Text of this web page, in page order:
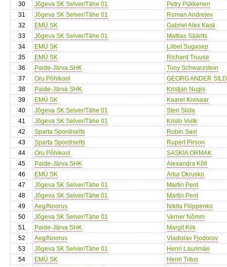
30
Jõgeva SK Selver/Tähe 01
Petry Pükkenen
31
Jõgeva SK Selver/Tähe 01
Roman Andrejev
32
EMÜ SK
Gabriel Alex Kask
33
Jõgeva SK Selver/Tähe 01
Mattias Säärits
34
EMÜ SK
Liibet Sugasep
35
EMÜ SK
Richard Truuse
36
Paide-Järva SHK
Tony Schwarzstein
37
Oru Põhikool
GEORG ANDER SILD
38
Paide-Järva SHK
Kristjan Nugis
39
EMÜ SK
Kaarel Kivisaar
40
Jõgeva SK Selver/Tähe 01
Sten Siida
41
Jõgeva SK Selver/Tähe 01
Kristo Voitk
42
Sparta Spordiselts
Robin Savi
43
Sparta Spordiselts
Rupert Pirson
44
Oru Põhikool
SASKIA ORMAK
45
Paide-Järva SHK
Alexandra Kõll
46
EMÜ SK
Artur Okrusko
47
Jõgeva SK Selver/Tähe 01
Martin Pent
48
Jõgeva SK Selver/Tähe 01
Martin Pent
49
Aeg/Noorus
Nikita Filippenko
50
Jõgeva SK Selver/Tähe 01
Verner Nõmm
51
Paide-Järva SHK
Margit Kiik
52
Aeg/Noorus
Vladislav Fjodorov
53
Jõgeva SK Selver/Tähe 01
Henri Laurimäe
54
EMÜ SK
Henri Tiitus